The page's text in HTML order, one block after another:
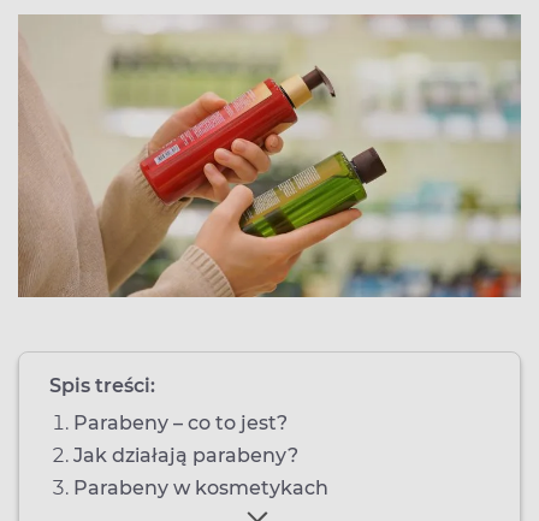
Spis treści:
Parabeny – co to jest?
Jak działają parabeny?
Parabeny w kosmetykach